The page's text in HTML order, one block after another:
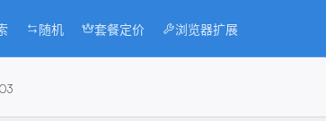
随机 套餐定价 浏览器扩展